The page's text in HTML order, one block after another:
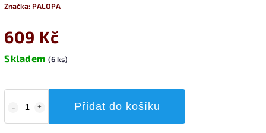
Značka: PALOPA
609 Kč
Skladem (6 ks)
Přidat do košíku